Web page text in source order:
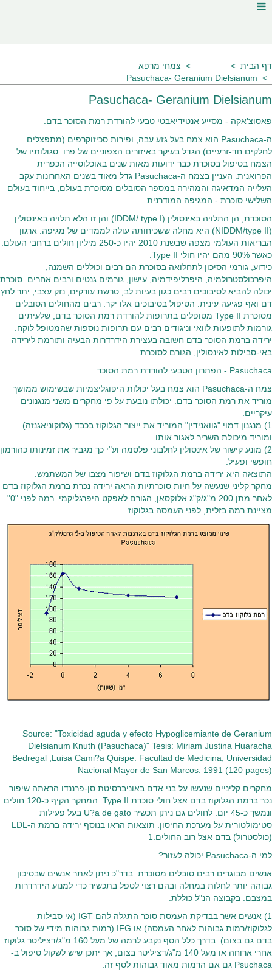
דף הבית
צמחי מרפא
Pasuchaca- Geranium Dielsianum
Pasuchaca- Geranium Dielsianum
פאסוצ'אקה - מסייע אנטידיאבטי טבעי להורדת רמת הסוכר בדם.
ה-Pasuchaca הוא צמח בעל גזע עבה, ופירות סכיזוקרפים (מתפצלים
לחלקים חד-זרעיים) הגדל בעיקר באיזורים הצפוניים של פרו. סגולותיו של
הצמח בטיפול בסוכרת כבר ידועות מאות שנים באוכלוסייה הכפרית
הפרואנית. העניין בצמח ה-Pasuchaca גדל מאוד בשנים האחרונות עקב
העלייה המדאיגה והמהירה במספר הסובלים מסוכרת בעולם, בייחוד בעולם
השלישי.סוכרת - המגיפה המודרנית.
הסוכרת, הן התלויה באינסולין (IDDM/ type I) והן זו הלא תלויה באינסולין
(NIDDM/type II) היא מחלה ששכיחותה עולה לממדים של מגיפה. ארגון
הבריאות העולמי מצפה שבשנת 2010 יהיו כ-250 מיליון חולים ברחבי העולם.
כאשר 90% מהם יהיו חולי Type II.
כידוע, גורמי הסיכון לתחלואה בסוכרת הם רבים וכוללים השמנה,
היפרכולסטרולמיה, היפרליפידמיה, עישון, גורמים גנטים ורבים אחרים. סוכרת
יכולה להביא לסיבוכים רבים כגון בעיות לב, טרשת עורקים, נזק עצבי, יתר לחץ
דם ואף פגיעה עינית. הטיפול בסיבוכים אלו יקר. רבים מהחולים הסובלים
מסוכרת Type II מטופלים בתרופות להורדת רמת הסוכר בדם, שלעיתים
גורמות לתופעות לוואי וניגודים רבים עם תרופות נוספות שהמטופל לוקח.
ירידה ברמת הסוכר בדם חשובה בעצירת הידרדרות הבעיה ותורמת לירידה
באי-סבילות לאינסולין, הגורם לסוכרת.
Pasuchaca - הפתרון הטבעי להורדת רמת הסוכר.
צמח ה-Pasuchaca הוא צמח בעל יכולות היפוגליצמיות שבשימוש ממושך
מוריד את רמת הסוכר בדם. יכולתו נובעת על פי מחקרים משני מנגנונים
עיקריים:
1) מנגנון דמוי "גוואנידין" המוריד את ייצור הגלוקוז בכבד (גלוקוניאגנזה)
ומוריד מיכולת השריר לאגור אותו.
2) מונע קישור של אינסולין לחלבוני פלסמה וע"י כך מגביר את זמינותו כהורמון
חופשי ופעיל.
התוצאה היא ירידה ברמת הגלוקוז בדם ושיפור מצבו של המשתמש.
מחקר קליני שנעשה על חיות סוכרתיות הראה ירידה נכרת ברמת הגלוקוז בדם
לאחר מתן 200 מ"ג/ק"ג אלוקסאן, הגורם לאפקט היפרגליקמי. רמה לפני "0"
מציינת רמה בזלית, לפני העמסה בגלוקוז.
Source: "Toxicidad aguda y efecto Hypoglicemiante de Geranium
Dielsianum Knuth (Pasuchaca)" Tesis: Miriam Justina Huaracha
Bedregal ,Luisa Cami?a Quispe. Facultad de Medicina, Universidad
Nacional Mayor de San Marcos. 1991 (120 pages)
מחקרים קליניים שנעשו על בני אדם באוניברסיטת סן-פרננדו הראתה שיפור
נכר ברמת הגלוקוז בדם אצל חולי סוכרת Type II. המחקר הקיף כ-120 חולים
ונמשך כ-45 יום. לחולים גם ניתן תכשיר U?a de gato בעל פעילות
סטימולטורית על מערכת החיסון. תוצאות הראו בנוסף ירידה ברמת ה-LDL
(כולסטרול) בדם אצל רוב החולים.1
למי ה-Pasuchaca יכולה לעזור?
אנשים מבוגרים רבים סובלים מסוכרת. בדר"כ ניתן לאתר אנשים שבסיכון
גבוהה יותר לחלות במחלה ובהם רצוי לטפל בתכשיר כדי למנוע הידרדרות
במצבם. בקבוצה הנ"ל כוללת:
1) אנשים אשר בבדיקת העמסת סוכר התגלה להם IGT (אי סבילות
לגלוקוז/רמות גבוהות לאחר העמסה) או IFG (רמות גבוהות מידי של סוכר
בדם גם בצום). בדרך כלל הסף נקבע לרמה של מעל 160 מ"ג/דציליטר גלוקוז
אחרי ארוחה או מעל 140 מ"ג/דציליטר בצום, אך יתכן שיש לשקול טיפול ב-
Psuchaca גם אם הרמות מאוד גבוהות לסף זה.